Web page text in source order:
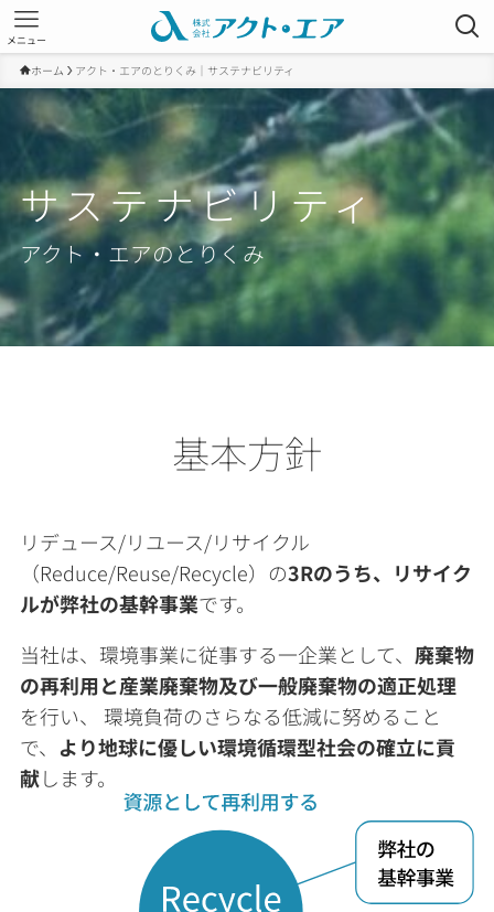
メニュー
ホーム アクト・エアのとりくみ｜サステナビリティ
サステナビリティ
アクト・エアのとりくみ
基本方針
リデュース/リユース/リサイクル
（Reduce/Reuse/Recycle）の3Rのうち、リサイク
ルが弊社の基幹事業です。
当社は、環境事業に従事する一企業として、 廃棄物
の再利用と産業廃棄物及び一般廃棄物の適正処理
を行い、 環境負荷のさらなる低減に努めること
で、 より地球に優しい環境循環型社会の確立に貢
献します。